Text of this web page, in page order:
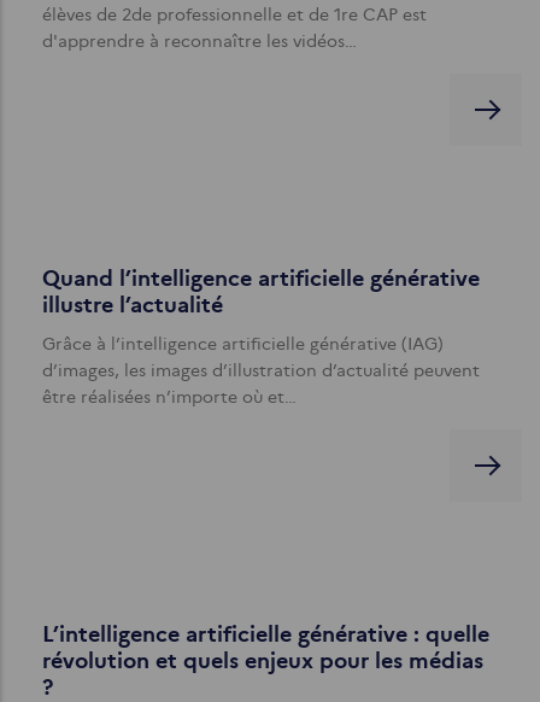
élèves de 2de professionnelle et de 1re CAP est
d'apprendre à reconnaître les vidéos…
Quand l’intelligence artificielle générative
illustre l’actualité
Grâce à l’intelligence artificielle générative (IAG)
d’images, les images d’illustration d’actualité peuvent
être réalisées n’importe où et…
L’intelligence artificielle générative : quelle
révolution et quels enjeux pour les médias
?